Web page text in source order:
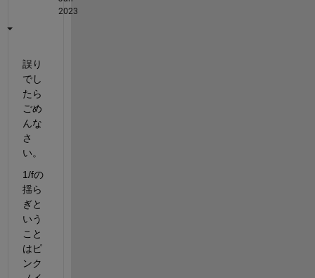
2023
誤り
でし
たら
ごめ
んな
さ
い。
1/fの
揺ら
ぎと
いう
こと
はピ
ンク